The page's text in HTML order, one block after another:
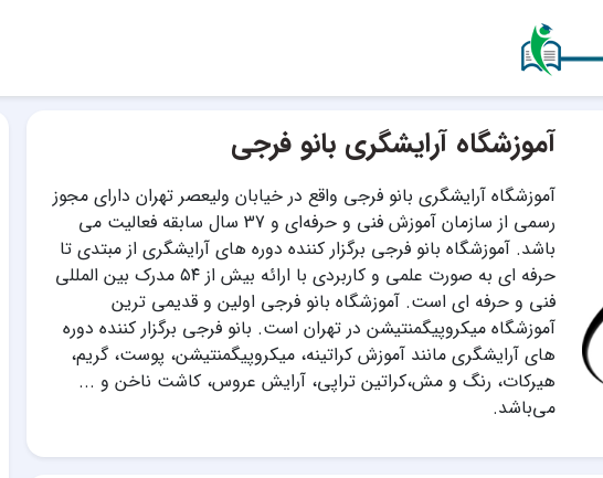
آموزشگاه آرایشگری بانو فرجی
آموزشگاه آرایشگری بانو فرجی واقع در خیابان ولیعصر تهران دارای مجوز
رسمی از سازمان آموزش فنی‌ و حرفه‌ای و 37 سال سابقه فعالیت می
باشد. آموزشگاه بانو فرجی برگزار کننده دوره های آرایشگری از مبتدی تا
حرفه ای به صورت علمی و کاربردی با ارائه بیش از ۵۴ مدرک بین المللی
فنی و حرفه ای است. آموزشگاه بانو فرجی اولین و قدیمی ترین
آموزشگاه میکروپیگمنتیشن در تهران است. بانو فرجی برگزار کننده دوره
های آرایشگری مانند آموزش کراتینه، میکروپیگمنتیشن، پوست، گریم،
هیرکات، رنگ و مش،کراتین تراپی، آرایش عروس، کاشت ناخن و ...
می‌باشد.